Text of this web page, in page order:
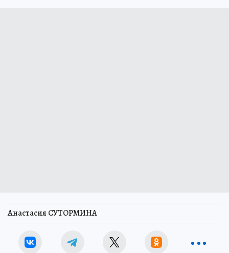
Анастасия СУТОРМИНА